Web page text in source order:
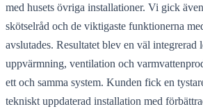
med husets övriga installationer. Vi gick
skötselråd och de viktigaste funktionerna
avslutades. Resultatet blev en väl integrerad
uppvärmning, ventilation och
ett och samma system. Kunden fick en
tekniskt uppdaterad installation med